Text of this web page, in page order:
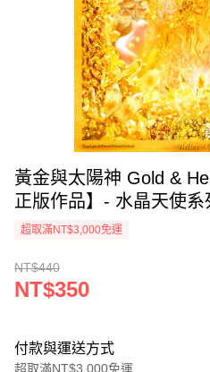
黃金與太陽神 Gold &
正版作品】- 水晶天使系
超取滿NT$3,000免運
NT$440
NT$350
付款與運送方式
超取滿NT$3,000免運